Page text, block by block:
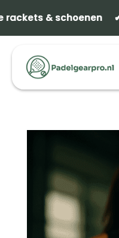
& schoenen ✔
& schoenen ✔